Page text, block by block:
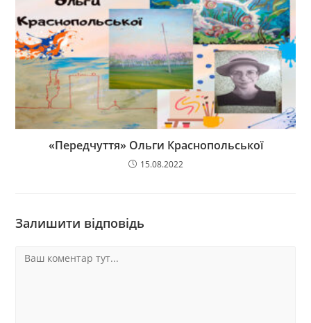
«Передчуття» Ольги Краснопольської
15.08.2022
Залишити відповідь